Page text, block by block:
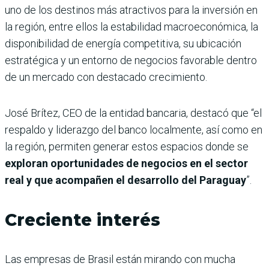
uno de los destinos más atractivos para la inversión en
la región, entre ellos la estabilidad macroeconómica, la
disponibilidad de energía competitiva, su ubicación
estratégica y un entorno de negocios favorable dentro
de un mercado con destacado crecimiento.
José Brítez, CEO de la entidad bancaria, destacó que “el
respaldo y liderazgo del banco localmente, así como en
la región, permiten generar estos espacios donde se
exploran oportunidades de negocios en el sector
real y que acompañen el desarrollo del Paraguay”.
Creciente interés
Las empresas de Brasil están mirando con mucha